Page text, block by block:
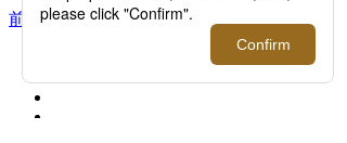
前へ 次へ